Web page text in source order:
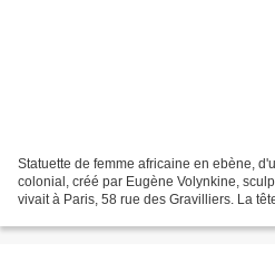
Statuette de femme africaine en ebène,
colonial, créé par Eugène Volynkine,
vivait à Paris, 58 rue des Gravilliers. La